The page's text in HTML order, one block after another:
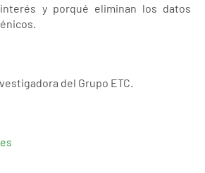
y porqué eliminan los datos
del Grupo ETC.